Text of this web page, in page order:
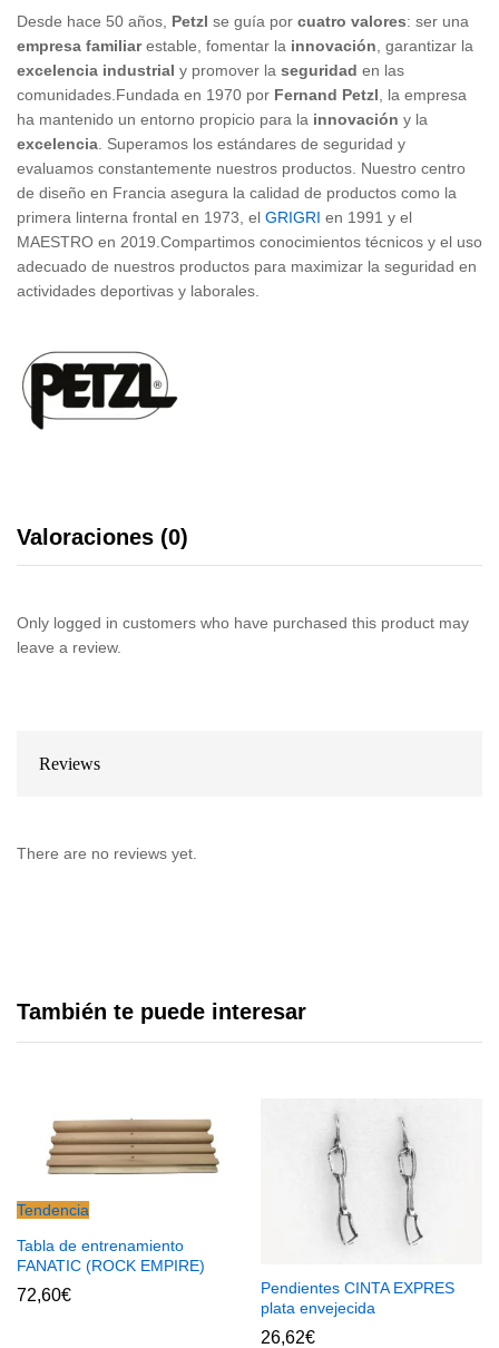
Desde hace 50 años, Petzl se guía por cuatro valores: ser una
empresa familiarestable, fomentar la innovación , garantizar la
excelencia industrial y promover la seguridad en las
comunidades.Fundada en 1970 por Fernand Petzl , la empresa
ha mantenido un entorno propicio para la innovación y la
excelencia . Superamos los estándares de seguridad y
evaluamos constantemente nuestros productos. Nuestro centro
de diseño en Francia asegura la calidad de productos como la
primera linterna frontal en 1973, el GRIGRI en 1991 y el
MAESTRO en 2019.Compartimos conocimientos técnicos y el uso
adecuado de nuestros productos para maximizar la seguridad en
actividades deportivas y laborales.
Valoraciones (0)
Only logged in customers who have purchased this product may
leave a review.
Reviews
There are no reviews yet.
También te puede interesar
Tendencia
Tabla de entrenamiento
FANATIC (ROCK EMPIRE)
72,60€
Pendientes CINTA EXPRES
plata envejecida
26,62€